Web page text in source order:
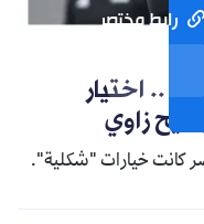
رابط مختصر
.. اختيار
زاوي
كانت خيارات "شكلية".